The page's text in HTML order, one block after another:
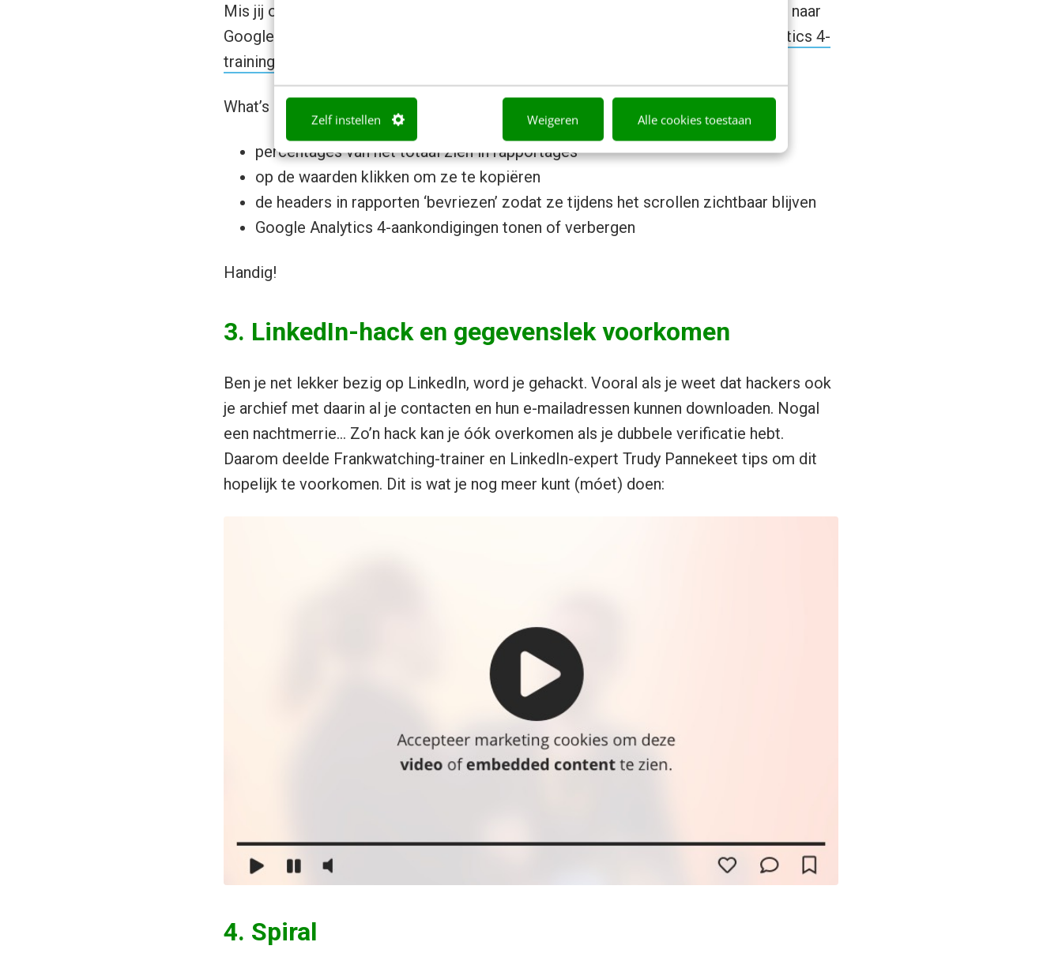
Zelf instellen Weigeren Alle cookies toestaan
Mis jij ook nog steeds bepaalde features uit Universal Analytics sinds de overstap naar
Google Analytics 4? Frankwatching-trainer Pascal Selles tipte in z’n
Google Analytics 4-
training (advanced)
What’s in a name…? Met deze extensie kun je:
percentages van het totaal zien in rapportages
op de waarden klikken om ze te kopiëren
de headers in rapporten ‘bevriezen’ zodat ze tijdens het scrollen zichtbaar blijven
Google Analytics 4-aankondigingen tonen of verbergen
Handig!
3. LinkedIn-hack en gegevenslek voorkomen
Ben je net lekker bezig op LinkedIn, word je gehackt. Vooral als je weet dat hackers ook
je archief met daarin al je contacten en hun e-mailadressen kunnen downloaden. Nogal
een nachtmerrie… Zo’n hack kan je óók overkomen als je dubbele verificatie hebt.
Daarom deelde Frankwatching-trainer en LinkedIn-expert Trudy Pannekeet tips om dit
hopelijk te voorkomen. Dit is wat je nog meer kunt (móet) doen:
4. Spiral